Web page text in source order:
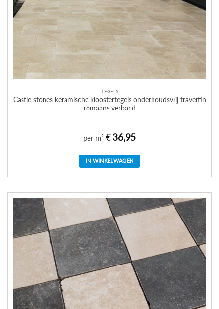
TEGELS
Castle stones keramische kloostertegels onderhoudsvrij travertin
romaans verband
per m² €36,95
IN WINKELWAGEN